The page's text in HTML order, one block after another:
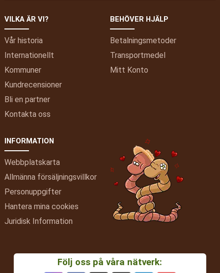
VILKA ÄR VI?
Vår historia
Internationellt
Kommuner
Kundrecensioner
Bli en partner
Kontakta oss
BEHÖVER HJÄLP
Betalningsmetoder
Transportmedel
Mitt Konto
INFORMATION
Webbplatskarta
Allmänna försäljningsvillkor
Personuppgifter
Hantera mina cookies
Juridisk Information
Följ oss på våra nätverk: